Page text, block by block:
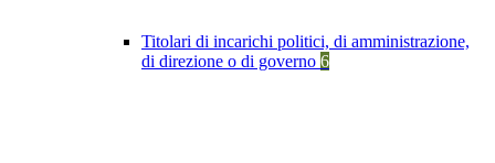
Titolari di incarichi politici, di amministrazione,
di direzione o di governo 6